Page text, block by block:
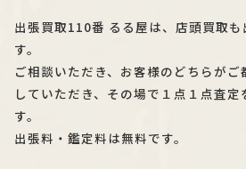
出張買取110番 るる屋は、店頭買取も
す。
ご相談いただき、お客様のどちらが
していただき、その場で１点１点査定
す。
出張料・鑑定料は無料です。